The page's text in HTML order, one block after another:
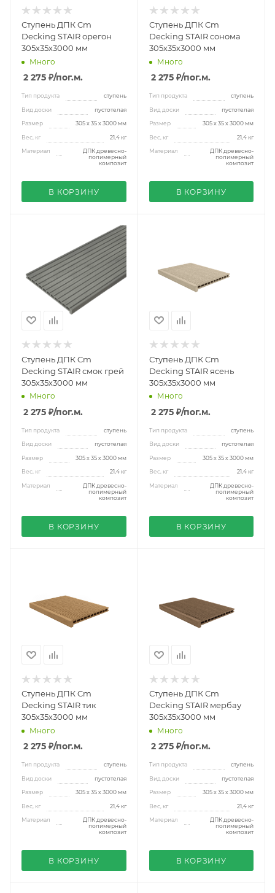
Ступень ДПК Cm
Decking STAIR орегон
305х35х3000 мм
Много
2 275 ₽/пог.м.
Тип продукта ступень
Вид доски пустотелая
Размер 305 х 35 х 3000 мм
Вес, кг 21,4 кг
Материал
ДПК древесно-
полимерный
композит
В КОРЗИНУ
Ступень ДПК Cm
Decking STAIR сонома
305х35х3000 мм
Много
2 275 ₽/пог.м.
Тип продукта ступень
Вид доски пустотелая
Размер 305 х 35 х 3000 мм
Вес, кг 21,4 кг
Материал
ДПК древесно-
полимерный
композит
В КОРЗИНУ
Ступень ДПК Cm
Decking STAIR смок грей
305х35х3000 мм
Много
2 275 ₽/пог.м.
Тип продукта ступень
Вид доски пустотелая
Размер 305 х 35 х 3000 мм
Вес, кг 21,4 кг
Материал
ДПК древесно-
полимерный
композит
В КОРЗИНУ
Ступень ДПК Cm
Decking STAIR ясень
305х35х3000 мм
Много
2 275 ₽/пог.м.
Тип продукта ступень
Вид доски пустотелая
Размер 305 х 35 х 3000 мм
Вес, кг 21,4 кг
Материал
ДПК древесно-
полимерный
композит
В КОРЗИНУ
Ступень ДПК Cm
Decking STAIR тик
305х35х3000 мм
Много
2 275 ₽/пог.м.
Тип продукта ступень
Вид доски пустотелая
Размер 305 х 35 х 3000 мм
Вес, кг 21,4 кг
Материал
ДПК древесно-
полимерный
композит
В КОРЗИНУ
Ступень ДПК Cm
Decking STAIR мербау
305х35х3000 мм
Много
2 275 ₽/пог.м.
Тип продукта ступень
Вид доски пустотелая
Размер 305 х 35 х 3000 мм
Вес, кг 21,4 кг
Материал
ДПК древесно-
полимерный
композит
В КОРЗИНУ